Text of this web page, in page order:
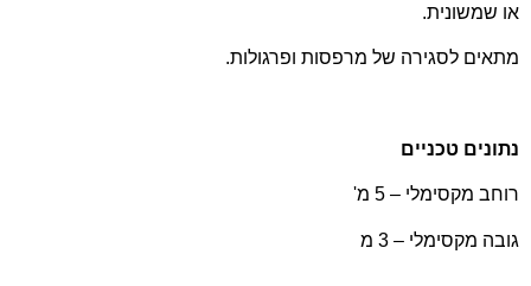
או שמשונית.
מתאים לסגירה של מרפסות ופרגולות.
נתונים טכניים
רוחב מקסימלי – 5 מ'
גובה מקסימלי – 3 מ